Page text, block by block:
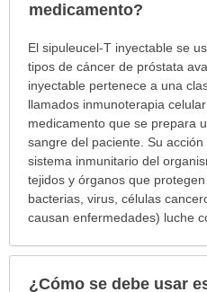
medicamento?
¿Para
cuáles
condiciones
enfermedades
prescribe
este
medicamento?
extendido.
El sipuleucel-T inyectable se
tipos de cáncer de próstata
inyectable pertenece a una
llamados inmunoterapia
medicamento que se prepara
sangre del paciente. Su
sistema inmunitario del
tejidos y órganos que
bacterias, virus, células
causan enfermedades) luche
¿Cómo se debe usar